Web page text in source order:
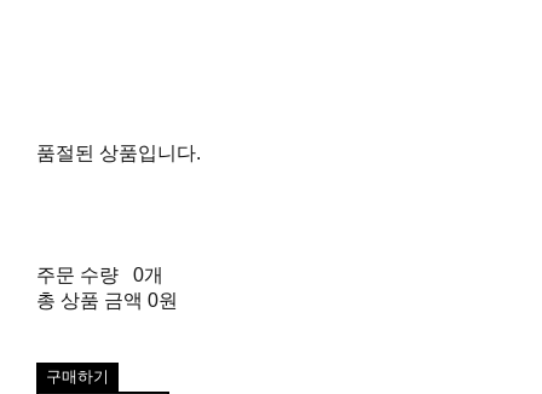
품절된 상품입니다.
주문 수량
0개
총 상품 금액 0원
구매하기